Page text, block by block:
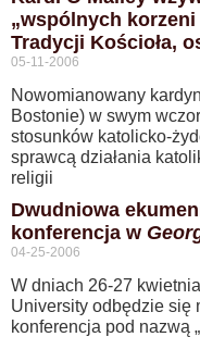
„wspólnych
Tradycji Kościoła,
05-11-2006
Nowomianowany
Bostonie) w swym
stosunków katolicko-
sprawcą działania
religii
Dwudniowa
konferencja w
04-25-2006
W dniach 26-27
University odbędzie się
konferencja pod nazwą